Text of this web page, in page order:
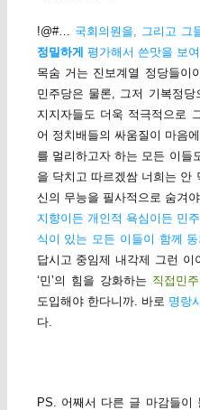
!@#… 국회의원을, 그리고
정밀하게 평가해서 쓴맛을 보
목숨 거는 진보계열 정당들이
민주당은 물론, 그저 기복정
지지자들도 더욱 적극적으로
어 정치배들의 싸움질이 마음
를 멀리하고자 하는 모든 이들
을 닥치고 따르겠쌈 너희는 안
신의 무능을 필사적으로 숨겨
지향이든 개인적 욕심이든 민
식이 있는 모든 이들이 함께
답시고 중임제 내각제 그런 이
‘민’의 힘을 강화하는 직접민
도입해야 한다니까. 바로 명랑
다.
PS. 어째서 다른 글 마감들이